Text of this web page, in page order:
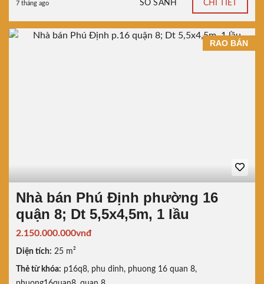
7 tháng ago SO SÁNH CHI TIẾT
RAO BÁN
Nhà bán Phú Định phường 16
quận 8; Dt 5,5x4,5m, 1 lầu
2.150.000.000vnđ
Diện tích: 25 m²
Thẻ từ khóa: p16q8, phu dinh, phuong 16 quan 8,